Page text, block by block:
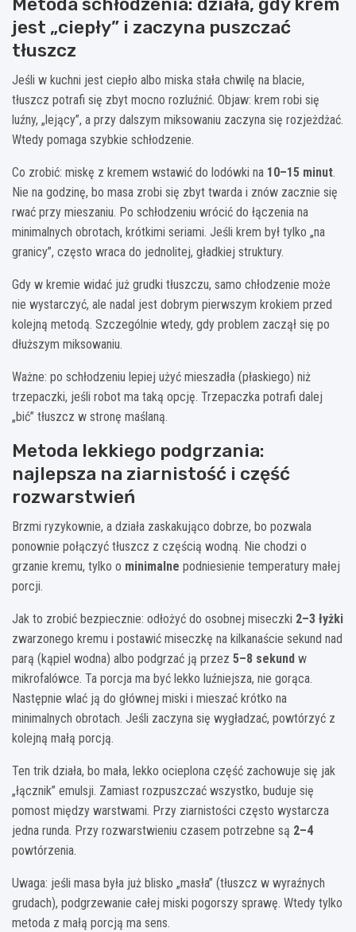
jest „ciepły” i zaczyna puszczać
tłuszcz
Jeśli w kuchni jest ciepło albo miska stała chwilę na blacie,
tłuszcz potrafi się zbyt mocno rozluźnić. Objaw: krem robi się
luźny, „lejący”, a przy dalszym miksowaniu zaczyna się rozjeżdżać.
Wtedy pomaga szybkie schłodzenie.
Co zrobić: miskę z kremem wstawić do lodówki na 10–15 minut.
Nie na godzinę, bo masa zrobi się zbyt twarda i znów zacznie się
rwać przy mieszaniu. Po schłodzeniu wrócić do łączenia na
minimalnych obrotach, krótkimi seriami. Jeśli krem był tylko „na
granicy”, często wraca do jednolitej, gładkiej struktury.
Gdy w kremie widać już grudki tłuszczu, samo chłodzenie może
nie wystarczyć, ale nadal jest dobrym pierwszym krokiem przed
kolejną metodą. Szczególnie wtedy, gdy problem zaczął się po
dłuższym miksowaniu.
Ważne: po schłodzeniu lepiej użyć mieszadła (płaskiego) niż
trzepaczki, jeśli robot ma taką opcję. Trzepaczka potrafi dalej
„bić” tłuszcz w stronę maślaną.
Metoda lekkiego podgrzania:
najlepsza na ziarnistość i część
rozwarstwień
Brzmi ryzykownie, a działa zaskakująco dobrze, bo pozwala
ponownie połączyć tłuszcz z częścią wodną. Nie chodzi o
grzanie kremu, tylko o minimalne podniesienie temperatury małej
porcji.
Jak to zrobić bezpiecznie: odłożyć do osobnej miseczki 2–3 łyżki
zwarzonego kremu i postawić miseczkę na kilkanaście sekund nad
parą (kąpiel wodna) albo podgrzać ją przez 5–8 sekund w
mikrofalówce. Ta porcja ma być lekko luźniejsza, nie gorąca.
Następnie wlać ją do głównej miski i mieszać krótko na
minimalnych obrotach. Jeśli zaczyna się wygładzać, powtórzyć z
kolejną małą porcją.
Ten trik działa, bo mała, lekko ocieplona część zachowuje się jak
„łącznik” emulsji. Zamiast rozpuszczać wszystko, buduje się
pomost między warstwami. Przy ziarnistości często wystarcza
jedna runda. Przy rozwarstwieniu czasem potrzebne są 2–4
powtórzenia.
Uwaga: jeśli masa była już blisko „masła” (tłuszcz w wyraźnych
grudach), podgrzewanie całej miski pogorszy sprawę. Wtedy tylko
metoda z małą porcją ma sens.